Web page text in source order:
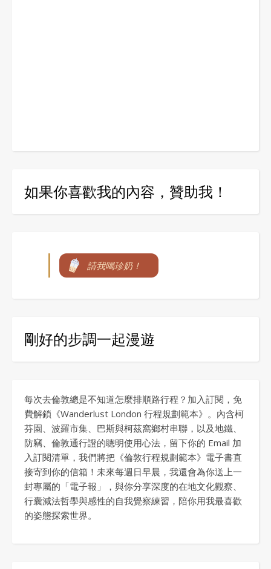
如果你喜歡我的內容，贊助我！
請我喝珍奶！
剛好的步調一起漫遊
每次去倫敦總是不知道怎麼排順路行程？加入訂閱，免
費解鎖《Wanderlust London 行程規劃範本》。內含柯
芬園、波羅市集、巴斯與柯茲窩鄉村串聯，以及地鐵、
防竊、倫敦通行證的聰明使用心法，留下你的 Email 加
入訂閱清單，我們將把《倫敦行程規劃範本》電子書直
接寄到你的信箱！未來每週日早晨，我還會為你送上一
封專屬的「電子報」，與你分享深度的在地文化觀察、
行囊減法哲學與感性的自我覺察練習，陪你用我最喜歡
的姿態探索世界。